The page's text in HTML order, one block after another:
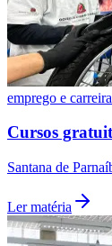
emprego e carreira
Cursos
Santana de
Ler matéria